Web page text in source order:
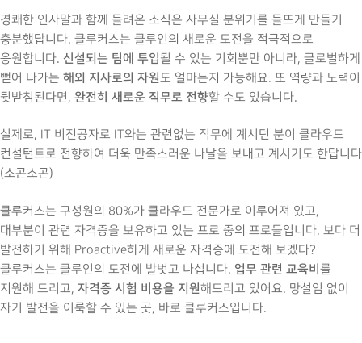
경쾌한 인사말과 함께 들려온 소식은 사무실 분위기를 들뜨게 만들기
충분했답니다. 클루커스는 클루인의 새로운 도전을 적극적으로
응원합니다. 신설되는 팀에 투입될 수 있는 기회뿐만 아니라, 글로벌하게
뻗어 나가는 해외 지사로의 자원도 얼마든지 가능해요. 또 역량과 노력이
뒷받침된다면, 완전히 새로운 직무로 전향할 수도 있습니다.
실제로, IT 비전공자로 IT와는 관련없는 직무에 계시던 분이 클라우드
컨설턴트로 전향하여 더욱 만족스러운 나날을 보내고 계시기도 한답니다
(소곤소곤)
클루커스는 구성원의 80%가 클라우드 전문가로 이루어져 있고,
대부분이 관련 자격증을 보유하고 있는 프로 중의 프로들입니다. 보다 더
발전하기 위해 Proactive하게 새로운 자격증에 도전해 보겠다?
클루커스는 클루인의 도전에 발벗고 나섭니다. 업무 관련 교육비 를
지원해 드리고, 자격증 시험 비용을 지원해드리고 있어요. 망설임 없이
자기 발전을 이룩할 수 있는 곳, 바로 클루커스입니다.